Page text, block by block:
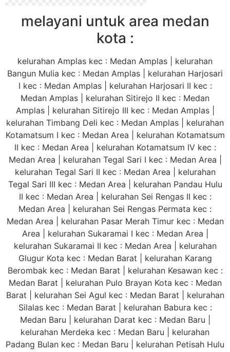
melayani untuk area medan
kota :
kelurahan Amplas kec : Medan Amplas | kelurahan
Bangun Mulia kec : Medan Amplas | kelurahan Harjosari
I kec : Medan Amplas | kelurahan Harjosari II kec :
Medan Amplas | kelurahan Sitirejo II kec : Medan
Amplas | kelurahan Sitirejo III kec : Medan Amplas |
kelurahan Timbang Deli kec : Medan Amplas | kelurahan
Kotamatsum I kec : Medan Area | kelurahan Kotamatsum
II kec : Medan Area | kelurahan Kotamatsum IV kec :
Medan Area | kelurahan Tegal Sari I kec : Medan Area |
kelurahan Tegal Sari II kec : Medan Area | kelurahan
Tegal Sari III kec : Medan Area | kelurahan Pandau Hulu
II kec : Medan Area | kelurahan Sei Rengas II kec :
Medan Area | kelurahan Sei Rengas Permata kec :
Medan Area | kelurahan Pasar Merah Timur kec : Medan
Area | kelurahan Sukaramai I kec : Medan Area |
kelurahan Sukaramai II kec : Medan Area | kelurahan
Glugur Kota kec : Medan Barat | kelurahan Karang
Berombak kec : Medan Barat | kelurahan Kesawan kec :
Medan Barat | kelurahan Pulo Brayan Kota kec : Medan
Barat | kelurahan Sei Agul kec : Medan Barat | kelurahan
Silalas kec : Medan Barat | kelurahan Babura kec :
Medan Baru | kelurahan Darat kec : Medan Baru |
kelurahan Merdeka kec : Medan Baru | kelurahan
Padang Bulan kec : Medan Baru | kelurahan Petisah Hulu